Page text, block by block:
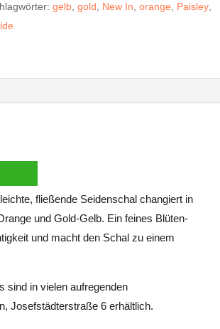
n
gelb ,gold New In ,orange Paisley
fließende Seidenschal changiert in
und Gold-Gelb. Ein feines Blüten-
und macht den Schal zu einem
sind in vielen aufregenden
Josefstädterstraße 6 erhältlich.